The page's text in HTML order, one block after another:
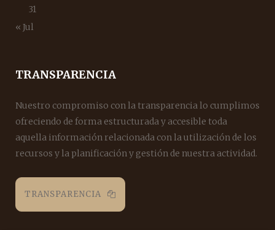
31
« Jul
TRANSPARENCIA
Nuestro compromiso con la transparencia lo cumplimos
ofreciendo de forma estructurada y accesible toda
aquella información relacionada con la utilización de los
recursos y la planificación y gestión de nuestra actividad.
TRANSPARENCIA